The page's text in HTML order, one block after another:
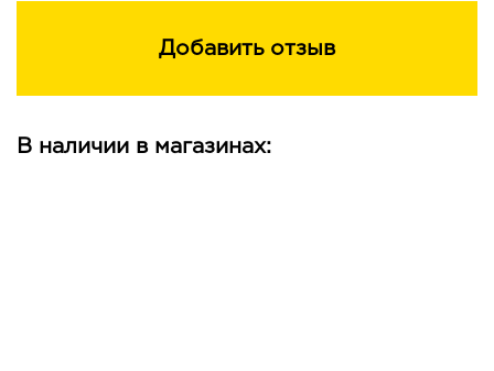
Добавить отзыв
В наличии в магазинах: